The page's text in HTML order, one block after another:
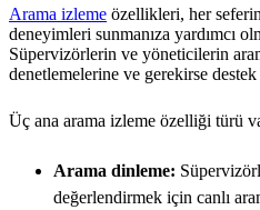
Arama izleme özellikleri, her
deneyimleri sunmanıza yardımcı
Süpervizörlerin ve yöneticilerin
denetlemelerine ve gerekirse destek
Üç ana arama izleme özelliği türü
Arama dinleme:
değerlendirmek için canlı